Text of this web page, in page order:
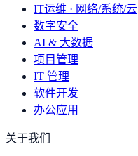
IT运维 · 网络/系统/云
数字安全
AI & 大数据
项目管理
IT 管理
软件开发
办公应用
关于我们